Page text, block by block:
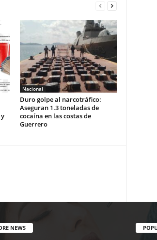
Nacional
Duro golpe al narcotráfico:
Aseguran 1.3 toneladas de
cocaína en las costas de
Guerrero
NEWS